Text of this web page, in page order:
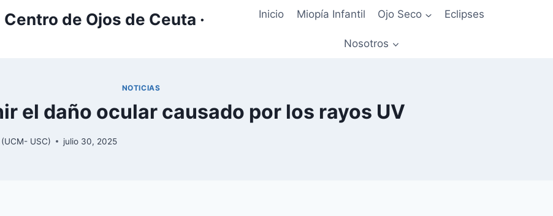
de Ojos de Ceuta ·
Inicio Miopía Infantil Ojo Seco Eclipses
Nosotros
NOTICIAS
el daño ocular causado por los rayos UV
USC) julio 30, 2025